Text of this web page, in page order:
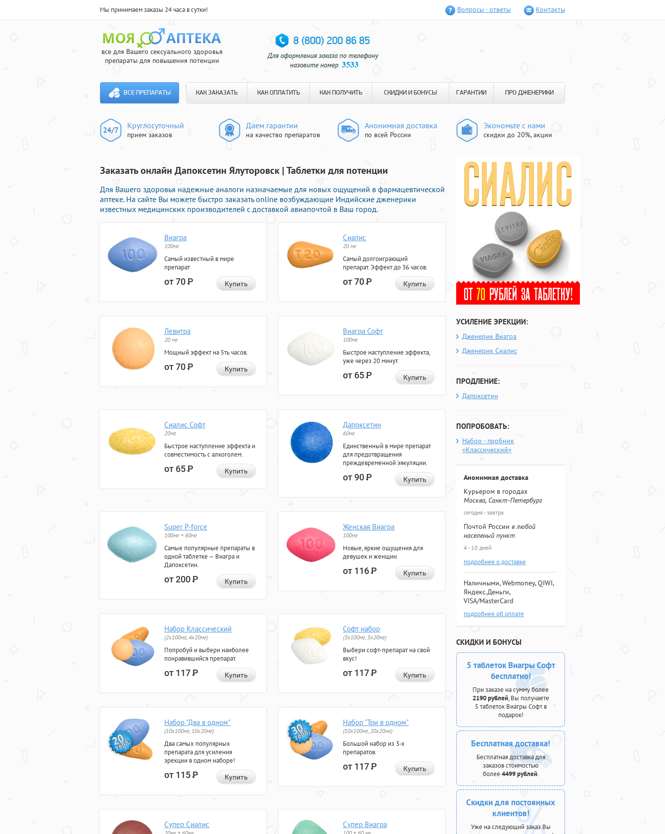
Мы принимаем заказы 24 часа в сутки! Вопросы - ответы Контакты
все для Вашего сексуального здоровья
препараты для повышения потенции
ВСЕ ПРЕПАРАТЫ КАК ЗАКАЗАТЬ КАК ОПЛАТИТЬ КАК ПОЛУЧИТЬ СКИДКИ И БОНУСЫ ГАРАНТИИ ПРО ДЖЕНЕРИКИ
Круглосуточный
прием заказов
Даем гарантии
на качество препаратов
Анонимная доставка
по всей России
Экономьте с нами
скидки до 20%, акции
Заказать онлайн Дапоксетин Ялуторовск | Таблетки для потенции
Для Вашего здоровья надежные аналоги назначаемые для новых ощущений в фармацевтической
аптеке. На сайте Вы можете быстро заказать online возбуждающие Индийские дженерики
известных медицинских производителей с доставкой авиапочтой в Ваш город.
Виагра
100мг
Самый известный в мире
препарат
от 70Р Купить
Сиалис
20 мг
Самый долгоиграющий
препарат. Эффект до 36 часов.
от 70Р Купить
Левитра
20 мг
Мощный эффект на 5ть часов.
от 70Р Купить
Виагра Софт
100мг
Быстрое наступление эффекта,
уже через 20 минут.
от 65Р Купить
Сиалис Софт
20мг
Быстрое наступление эффекта и
совместимость с алкоголем.
от 65Р Купить
Дапоксетин
60мг
Единственный в мире препарат
для предотвращения
преждевременной эякуляции.
от 90Р Купить
Super P-force
100мг + 60мг
Самые популярные препараты в
одной таблетке — Виагра и
Дапоксетин.
от 200Р Купить
Женская Виагра
100мг
Новые, яркие ощущения для
девушек и женщин.
от 116Р Купить
Набор Классический
(2x100мг, 4x20мг)
Попробуй и выбери наиболее
понравившийся препарат.
от 117Р Купить
Софт набор
(3x100мг, 3x20мг)
Выбери софт-препарат на свой
вкус!
от 117Р Купить
Набор "Два в одном"
(10x100мг, 10x20мг)
Два самых популярных
препарата для усиления
эрекции в одном наборе!
от 115Р Купить
Набор "Три в одном"
(10x100мг, 20x20мг)
Большой набор из 3-х
препаратов.
от 117Р Купить
Супер Сиалис Супер Виагра
УСИЛЕНИЕ ЭРЕКЦИИ:
Дженерик Виагра
Дженерик Сиалис
ПРОДЛЕНИЕ:
Дапоксетин
ПОПРОБОВАТЬ:
Набор - пробник
«Классический»
Анонимная доставка
Курьером в городах
Москва, Санкт-Петербург
сегодня - завтра
Почтой России в любой
населеный пункт
4 - 10 дней
подробнее о доставке
Наличными, Webmoney, QIWI,
Яндекс.Деньги,
VISA/MasterCard
подробнее об оплате
СКИДКИ И БОНУСЫ
5 таблеток Виагры Софт
бесплатно!
При заказе на сумму более
2190 рублей, Вы получаете
5 таблеток Виагры Софт в
подарок!
Бесплатная доставка!
Бесплатная доставка для
заказов стоимостью
более 4499 рублей.
Скидки для постоянных
клиентов!
Уже на следующий заказ Вы